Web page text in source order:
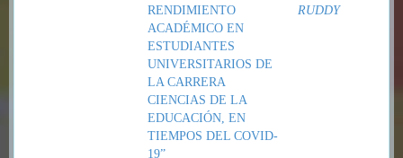
RENDIMIENTO
ACADÉMICO EN
ESTUDIANTES
UNIVERSITARIOS DE
LA CARRERA
CIENCIAS DE LA
EDUCACIÓN, EN
TIEMPOS DEL COVID-
19”
RUDDY